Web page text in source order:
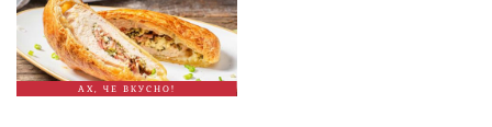
АХ, ЧЕ ВКУСНО!